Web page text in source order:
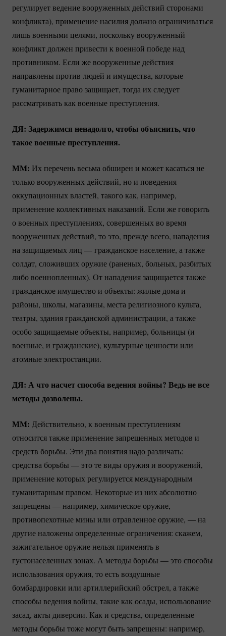
регулирует ведение вооруженных действий сторонами
конфликта), применение насилия должно ограничиваться
лишь военными целями, поскольку вооруженный
конфликт должен привести к военной победе над
противником. Если же вооруженные действия
направлены против людей и имущества, которые
гуманитарное право защищает, тогда их следует
рассматривать как военные преступления.
ДЯ: Задержимся ненадолго, чтобы объяснить, что
такое военные преступления.
ММ: Их перечень весьма обширен и может касаться не
только вооруженных действий, но и поведения
оккупационных властей, такого как, например,
применение коллективных наказаний. Если же говорить
о военных преступлениях, совершенных во время
вооруженных действий, то это, прежде всего, нападения
на защищаемых лиц — гражданское население, а также
солдат, сложивших оружие (раненых, больных, разбитых
либо военнопленных). От нападения защищается также
гражданское имущество и объекты: жилые дома и
районы, школы, магазины, места религиозного культа,
театры, здания гражданской администрации, а также
особо защищаемые объекты, например, больницы (и
военные, и гражданские), культурные ценности или
атомные электростанции.
ДЯ: А что насчет способа ведения войны? Ведь не все
методы дозволены.
ММ: Действительно, к военным преступлениям
относится также применение запрещенных методов и
средств борьбы. Эти два понятия надо различать:
средства борьбы — это те виды оружия и вооружений,
применение которых регулируется международным
гуманитарным правом. Некоторые из них абсолютно
запрещены — например, химическое оружие,
противопехотные мины или отравленное оружие, — на
другие наложены определенные ограничения: скажем,
зажигательное оружие нельзя применять в
густонаселенных зонах. А методы борьбы — это способы
использования оружия, то есть воздушные
бомбардировки или артиллерийский обстрел, а также
способы ведения войны, такие как осады, использование
засад, акты диверсии. Как и средства, определенные
методы борьбы тоже могут быть запрещены: например,